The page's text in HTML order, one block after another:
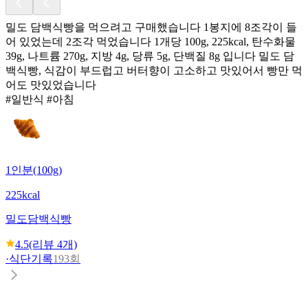
밀도 담백식빵을 먹으려고 구매했습니다 1봉지에 8조각이 들
어 있었는데 2조각 먹었습니다 1개당 100g, 225kcal, 탄수화물
39g, 나트륨 270g, 지방 4g, 당류 5g, 단백질 8g 입니다 밀도 담
백식빵, 식감이 부드럽고 버터향이 고소하고 맛있어서 빵만 먹
어도 맛있었습니다
#일반식 #아침
1인분(100g)
225kcal
밀도담백식빵
4.5(리뷰 4개)
·식단기록193회